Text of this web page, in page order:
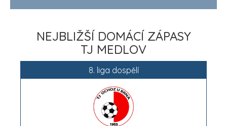
NEJBLIŽŠÍ DOMÁCÍ ZÁPASY
TJ MEDLOV
8. liga dospělí